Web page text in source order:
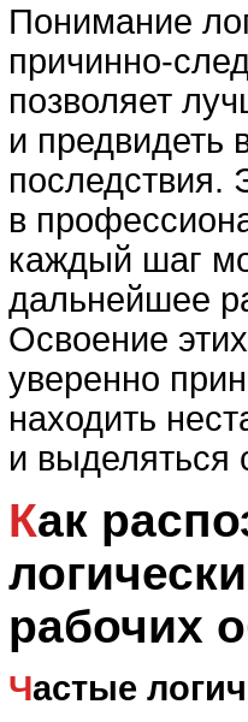
Понимание
причинно-
позволяет
и предвидеть
последствия.
в
каждый шаг
дальнейшее
Освоение
уверенно
находить
и выделяться
Как распознавать
рабочих
Частые